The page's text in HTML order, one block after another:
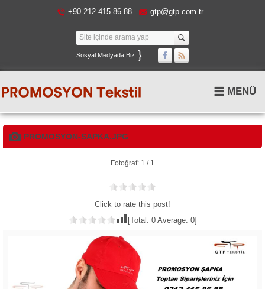
+90 212 415 86 88 gtp@gtp.com.tr
Sosyal Medyada Biz }
MENÜ
PROMOSYON-SAPKA.JPG
Fotoğraf: 1 / 1
Click to rate this post!
[Total: 0Average: 0]